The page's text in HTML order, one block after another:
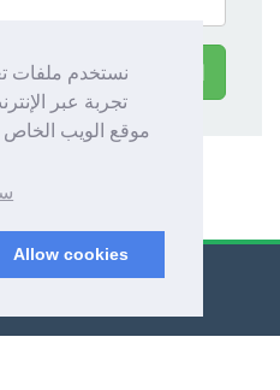
نستخدم ملفات
تجربة عبر
موقع الويب الخاص
Allow cookies
British Band Instrument Company Limited اتصال